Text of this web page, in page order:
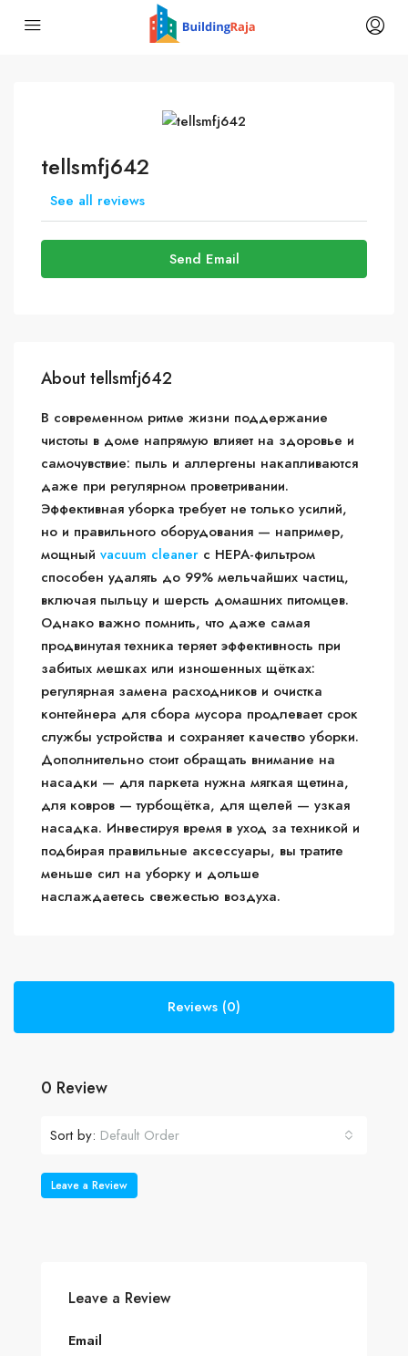
tellsmfj642
See all reviews
Send Email
About tellsmfj642
В современном ритме жизни поддержание
чистоты в доме напрямую влияет на здоровье и
самочувствие: пыль и аллергены накапливаются
даже при регулярном проветривании.
Эффективная уборка требует не только усилий,
но и правильного оборудования — например,
мощный vacuum cleaner с HEPA-фильтром
способен удалять до 99% мельчайших частиц,
включая пыльцу и шерсть домашних питомцев.
Однако важно помнить, что даже самая
продвинутая техника теряет эффективность при
забитых мешках или изношенных щётках:
регулярная замена расходников и очистка
контейнера для сбора мусора продлевает срок
службы устройства и сохраняет качество уборки.
Дополнительно стоит обращать внимание на
насадки — для паркета нужна мягкая щетина,
для ковров — турбощётка, для щелей — узкая
насадка. Инвестируя время в уход за техникой и
подбирая правильные аксессуары, вы тратите
меньше сил на уборку и дольше
наслаждаетесь свежестью воздуха.
Reviews (0)
0 Review
Sort by: Default Order
Leave a Review
Leave a Review
Email